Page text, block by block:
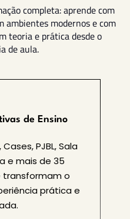
completa: aprende com
ambientes modernos e com
teoria e prática desde o
de aula.
de Ensino
Cases, PJBL, Sala
e mais de 35
transformam o
prática e